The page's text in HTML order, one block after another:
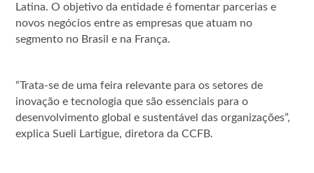
Latina. O objetivo da entidade é fomentar parcerias e
novos negócios entre as empresas que atuam no
segmento no Brasil e na França.
“Trata-se de uma feira relevante para os setores de
inovação e tecnologia que são essenciais para o
desenvolvimento global e sustentável das organizações”,
explica Sueli Lartigue, diretora da CCFB.